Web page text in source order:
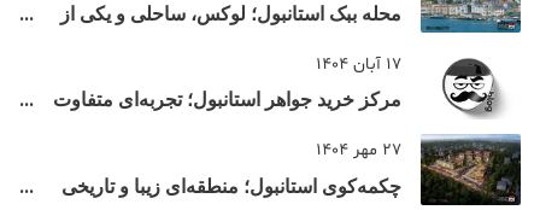
محله ببک استانبول؛ لوکس، ساحلی و یکی از
17 آبان 1404
مرکز خرید جواهر استانبول؛ تجربه‌ای متفاوت
27 مهر 1404
چکمه‌کوی استانبول؛ منطقه‌ای زیبا و تاریخی